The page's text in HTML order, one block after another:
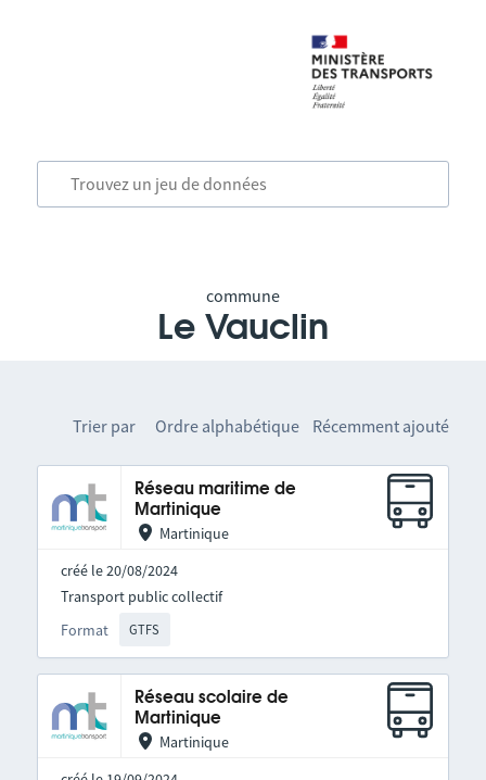
commune
Le Vauclin
Trier par Ordre alphabétique Récemment ajouté
Réseau maritime de
Martinique
Martinique
créé le 20/08/2024
Format GTFS
Transport public collectif
Réseau scolaire de
Martinique
Martinique